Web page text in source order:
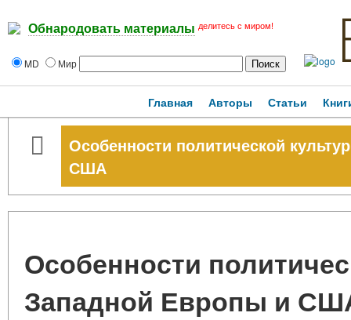
Обнародовать материалы делитесь с миром!
MD Мир
Главная Авторы Статьи
Особенности политической
США
Особенности
Западной Европы и